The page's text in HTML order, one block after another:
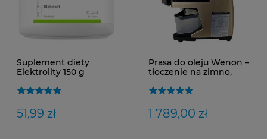
Suplement diety
Elektrolity 150 g
51,99 zł
Prasa do oleju Wenon –
tłoczenie na zimno,
1 789,00 zł